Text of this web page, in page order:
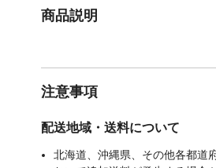
商品説明
注意事項
配送地域・送料について
北海道、沖縄県、その他各都道